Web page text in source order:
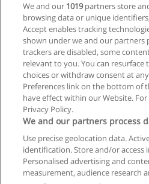
Regras de
Privacidade
Entrar em contato
We and our 1019partners store
browsing data or unique
Accept enables tracking
shown under we and our partners
trackers are disabled, some
relevant to you. You can
choices or withdraw consent at
Preferences link on the bottom of
have effect within our Website.
Privacy Policy.
We and our partners process
Use precise geolocation data.
identification. Store and/or access
Personalised advertising and
measurement, audience research